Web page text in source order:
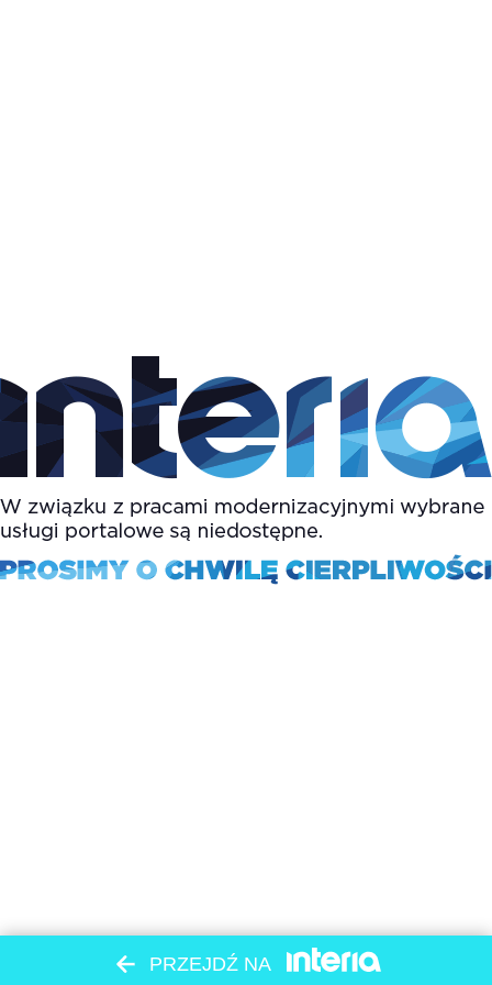
PRZEJDŹ NA